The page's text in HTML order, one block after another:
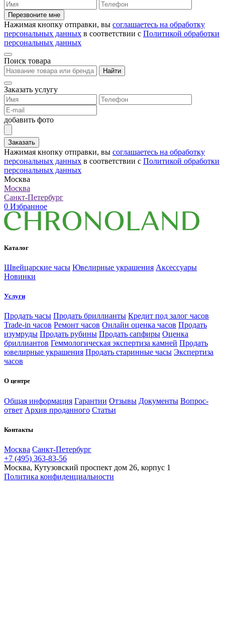
Перезвоните мне
Нажимая кнопку отправки, вы соглашаетесь на обработку
персональных данных в соответствии с Политикой обработки
персональных данных
Поиск товара
Найти
Заказать услугу
добавить фото
Заказать
Нажимая кнопку отправки, вы соглашаетесь на обработку
персональных данных в соответствии с Политикой обработки
персональных данных
Москва
Москва
Санкт-Петербург
0 Избранное
Каталог
Швейцарские часы Ювелирные украшения Аксессуары
Новинки
Услуги
Продать часы Продать бриллианты Кредит под залог часов
Trade-in часов Ремонт часов Онлайн оценка часов Продать
изумруды Продать рубины Продать сапфиры Оценка
бриллиантов Геммологическая экспертиза камней Продать
ювелирные украшения Продать старинные часы Экспертиза
часов
О центре
Общая информация Гарантии Отзывы Документы Вопрос-
ответ Архив проданного Статьи
Контакты
Москва Санкт-Петербург
+7 (495) 363-83-56
Москва, Кутузовский проспект дом 26, корпус 1
Политика конфиденциальности